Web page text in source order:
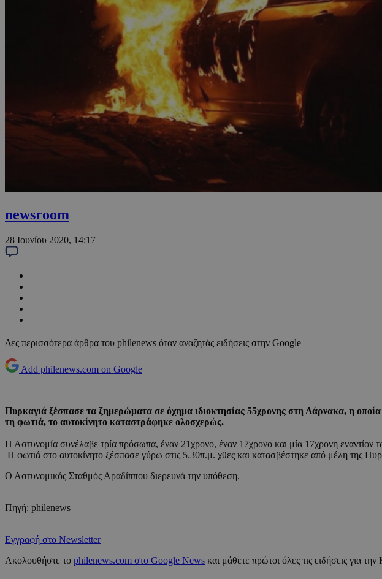
newsroom
28 Ιουνίου 2020, 14:17
Δες περισσότερα άρθρα του philenews όταν αναζητάς ειδήσεις στην Google
Add philenews.com on Google
Πυρκαγιά ξέσπασε τα ξημερώματα σε όχημα ιδιοκτησίας 55χρονης στη Λάρνακα, η
τη φωτιά, το αυτοκίνητο καταστράφηκε ολοσχερώς.
Η Αστυνομία συνέλαβε τρία πρόσωπα, έναν 21χρονο, έναν 17χρονο και μία 17χρονη εναντίον
Η φωτιά στο αυτοκίνητο ξέσπασε γύρω στις 5.30π.μ. χθες και κατασβέστηκε από μέλη της
Ο Αστυνομικός Σταθμός Αραδίππου διερευνά την υπόθεση.
Πηγή: philenews
Εγγραφή στο Newsletter
Ακολουθήστε το philenews.com στο Google News και μάθετε πρώτοι όλες τις ειδήσεις για